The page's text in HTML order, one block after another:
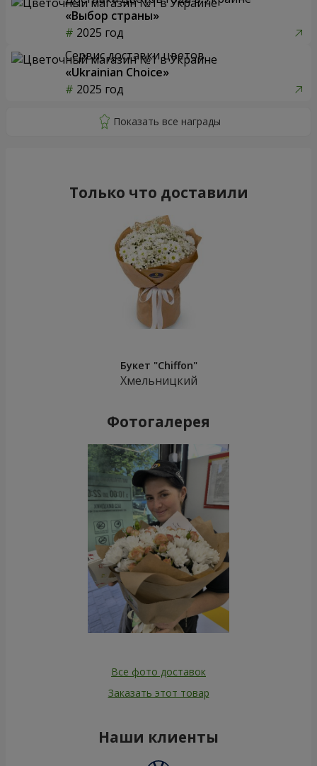
«Выбор страны»
2025 год
Сервис доставки цветов
«Ukrainian Choice»
2025 год
Только что доставили
Букет "Chiffon"
Хмельницкий
Фотогалерея
Все фото доставок
Заказать этот товар
Наши клиенты